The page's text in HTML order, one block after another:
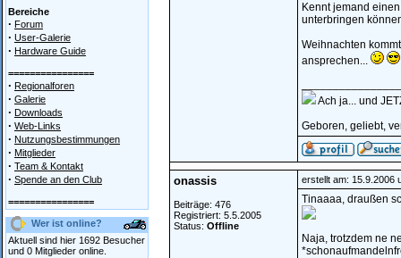
Bereiche
· Forum
· User-Galerie
· Hardware Guide
================
· Regionalforen
· Galerie
· Downloads
· Web-Links
· Nutzungsbestimmungen
· Mitglieder
· Team & Kontakt
· Spende an den Club
================
Wer ist online?
Aktuell sind hier 1692 Besucher
und 0 Mitglieder online.
Kennt jemand
unterbringen
Weihnachten
ansprechen...
Ach ja... und
Geboren, geliebt,
onassis
Beiträge: 476
Registriert: 5.5.2005
Status: Offline
erstellt am: 15.9.2006
Tinaaaa, draußen
Naja, trotzdem ne